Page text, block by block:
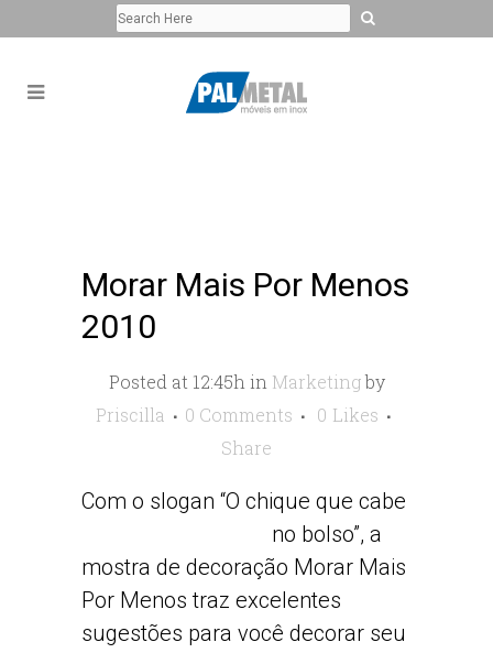
Morar Mais Por Menos
2010
Posted at 12:45h in Marketingby
Priscilla
0 Comments 0 Likes
Share
Com o slogan “O chique que cabe
no bolso”, a
mostra de decoração Morar Mais
Por Menos traz excelentes
sugestões para você decorar seu